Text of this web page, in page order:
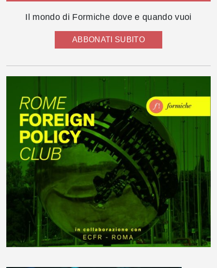
Il mondo di Formiche dove e quando vuoi
ABBONATI SUBITO